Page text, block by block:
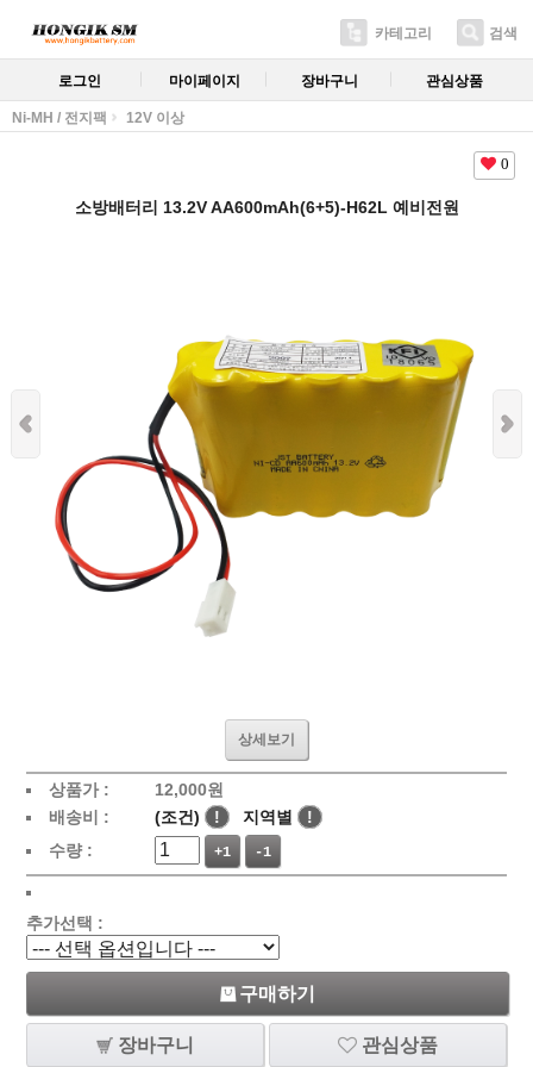
카테고리 검색
로그인 마이페이지 장바구니 관심상품
Ni-MH / 전지팩 12V 이상
0
소방배터리 13.2V AA600mAh(6+5)-H62L 예비전원
상세보기
상품가 :
12,000원
배송비 :
(조건) ! 지역별
!
수량 :
+1 -1
추가선택 :
구매하기
장바구니 관심상품